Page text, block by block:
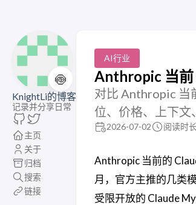
🍥
KnightLi的博客
记录并分享日常
主页
关于
归档
搜索
链接
AI行业
Anthropic 当前
对比 Anthropic 当
位、价格、上下文
2026-07-02 阅读时
Anthropic 当前的
月，官方主推的几类
受限开放的 Claude